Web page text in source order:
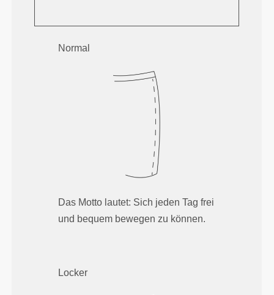
Normal
Das Motto lautet: Sich jeden Tag frei
und bequem bewegen zu können.
Locker